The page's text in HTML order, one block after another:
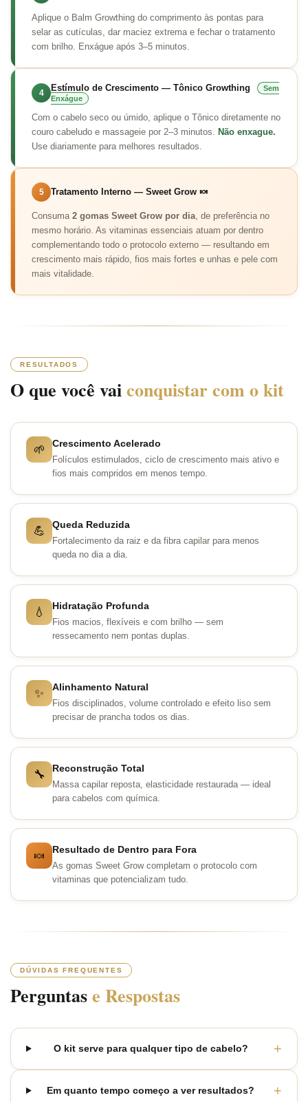
Aplique o Balm Growthing do comprimento às pontas para
selar as cutículas, dar maciez extrema e fechar o tratamento
com brilho. Enxágue após 3–5 minutos.
4 Estímulo de Crescimento — Tônico Growthing
Sem
Enxágue
Com o cabelo seco ou úmido, aplique o Tônico diretamente no
couro cabeludo e massageie por 2–3 minutos.
Não enxague.
Use diariamente para melhores resultados.
5 Tratamento Interno — Sweet Grow 🍬
Consuma 2 gomas Sweet Grow por dia , de preferência no
mesmo horário. As vitaminas essenciais atuam por dentro
complementando todo o protocolo externo — resultando em
crescimento mais rápido, fios mais fortes e unhas e pele com
mais vitalidade.
RESULTADOS
O que você vaiconquistar com o kit
🌱 Crescimento Acelerado
Folículos estimulados, ciclo de crescimento mais ativo e
fios mais compridos em menos tempo.
💪 Queda Reduzida
Fortalecimento da raiz e da fibra capilar para menos
queda no dia a dia.
💧 Hidratação Profunda
Fios macios, flexíveis e com brilho — sem
ressecamento nem pontas duplas.
✨ Alinhamento Natural
Fios disciplinados, volume controlado e efeito liso sem
precisar de prancha todos os dias.
🔧 Reconstrução Total
Massa capilar reposta, elasticidade restaurada — ideal
para cabelos com química.
🍬 Resultado de Dentro para Fora
As gomas Sweet Grow completam o protocolo com
vitaminas que potencializam tudo.
DÚVIDAS FREQUENTES
Perguntase Respostas
O kit serve para qualquer tipo de cabelo? +
Em quanto tempo começo a ver resultados? +